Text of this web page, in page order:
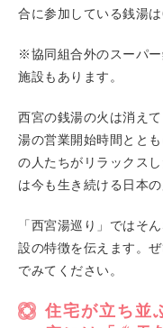
合に参加している銭湯
※協同組合外のスーパ
施設もあります。
西宮の銭湯の火は消え
湯の営業開始時間とと
の人たちがリラックス
は今も生き続ける日本
「西宮湯巡り」ではそ
設の特徴を伝えます。
でみてください。
住宅が立ち並